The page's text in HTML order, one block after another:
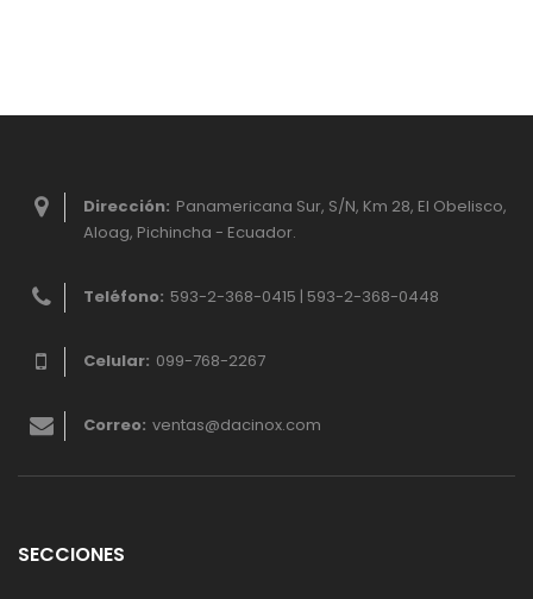
Dirección: Panamericana Sur, S/N, Km 28, El Obelisco,
Aloag, Pichincha - Ecuador.
Teléfono: 593-2-368-0415 | 593-2-368-0448
Celular: 099-768-2267
Correo: ventas@dacinox.com
SECCIONES